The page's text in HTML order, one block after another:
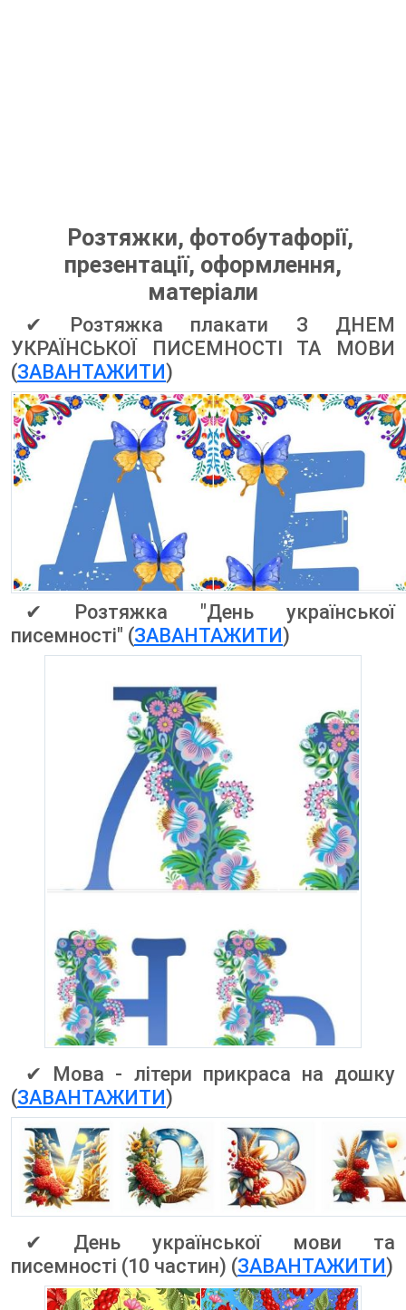
Розтяжки, фотобутафорії,
презентації, оформлення,
матеріали
✔ Розтяжка плакати З ДНЕМ
УКРАЇНСЬКОЇ ПИСЕМНОСТІ ТА МОВИ
(ЗАВАНТАЖИТИ)
✔ Розтяжка "День української
писемності" (ЗАВАНТАЖИТИ)
✔ Мова - літери прикраса на дошку
(ЗАВАНТАЖИТИ)
✔ День української мови та
писемності (10 частин) (ЗАВАНТАЖИТИ)